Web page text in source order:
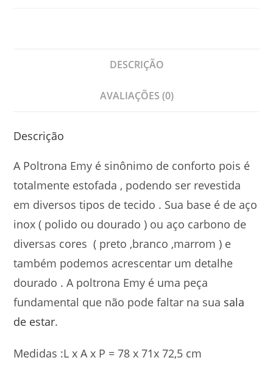
DESCRIÇÃO
AVALIAÇÕES (0)
Descrição
A Poltrona Emy é sinônimo de conforto pois é
totalmente estofada , podendo ser revestida
em diversos tipos de tecido . Sua base é de aço
inox ( polido ou dourado ) ou aço carbono de
diversas cores ( preto ,branco ,marrom ) e
também podemos acrescentar um detalhe
dourado . A poltrona Emy é uma peça
fundamental que não pode faltar na sua sala
de estar.
Medidas :L x A x P = 78 x 71x 72,5 cm